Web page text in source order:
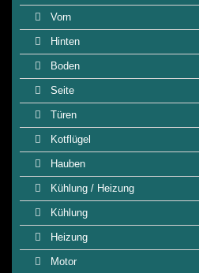
Vorn
Hinten
Boden
Seite
Türen
Kotflügel
Hauben
Kühlung / Heizung
Kühlung
Heizung
Motor